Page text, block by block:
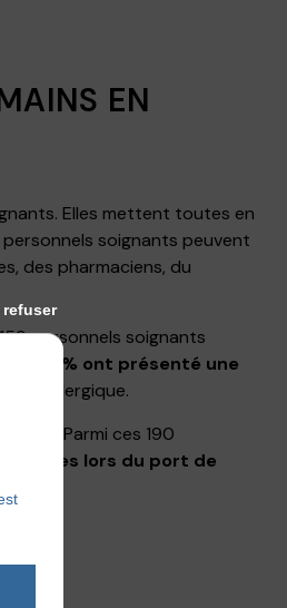
EN
Elles mettent toutes en
soignants peuvent
des pharmaciens, du
personnels soignants
66 % ont présenté une
et allergique.
Parmi ces 190
cliniques lors du port de
refuser